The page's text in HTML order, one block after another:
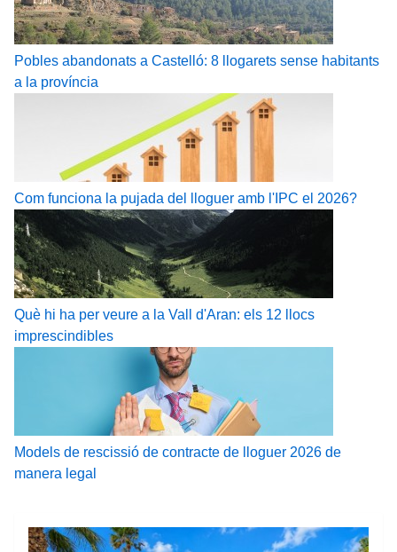
Pobles abandonats a Castelló: 8 llogarets sense habitants
a la província
Com funciona la pujada del lloguer amb l'IPC el 2026?
Què hi ha per veure a la Vall d'Aran: els 12 llocs
imprescindibles
Models de rescissió de contracte de lloguer 2026 de
manera legal